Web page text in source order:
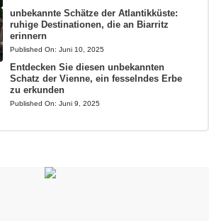
unbekannte Schätze der Atlantikküste:
ruhige Destinationen, die an Biarritz
erinnern
Published On: Juni 10, 2025
Entdecken Sie diesen unbekannten
Schatz der Vienne, ein fesselndes Erbe
zu erkunden
Published On: Juni 9, 2025